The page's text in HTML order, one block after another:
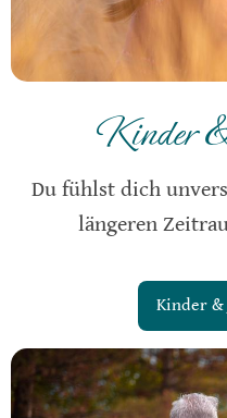
Kinder
Du fühlst dich
längeren
Kinder &